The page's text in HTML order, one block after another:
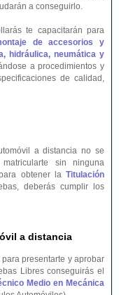
a conseguirlo.
te capacitarán para
de accesorios y
hidráulica, neumática y
a procedimientos y
de calidad,
a distancia no se
sin ninguna
obtener la Titulación
deberás cumplir los
a distancia
presentarte y aprobar
Libres conseguirás el
Medio en Mecánica